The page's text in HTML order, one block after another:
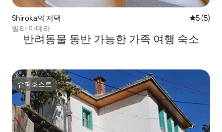
Shiroka의 저택 평점 5점
5 (5)
빌라 마데라
반려동물 동반 가능한 가족 여행 숙소
슈퍼호스트
슈퍼호스트